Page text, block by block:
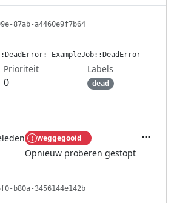
87ab-a4460e9f7b64
ExampleJob::DeadError
Prioriteit
0
Labels
dead
weggegooid
Opnieuw proberen gestopt
b80a-3456144e142b